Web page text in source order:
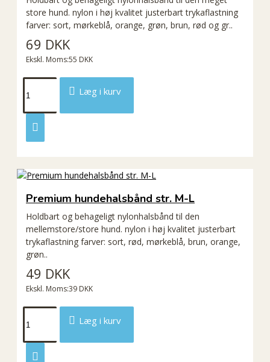
store hund. nylon i høj kvalitet justerbart trykaflastning
farver: sort, mørkeblå, orange, grøn, brun, rød og gr..
69 DKK
Ekskl. Moms:55 DKK
Læg i kurv
Premium hundehalsbånd str. M-L
Holdbart og behageligt nylonhalsbånd til den
mellemstore/store hund. nylon i høj kvalitet justerbart
trykaflastning farver: sort, rød, mørkeblå, brun, orange,
grøn..
49 DKK
Ekskl. Moms:39 DKK
Læg i kurv